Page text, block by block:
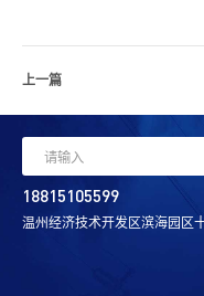
上一篇
18815105599
温州经济技术开发区滨海园区